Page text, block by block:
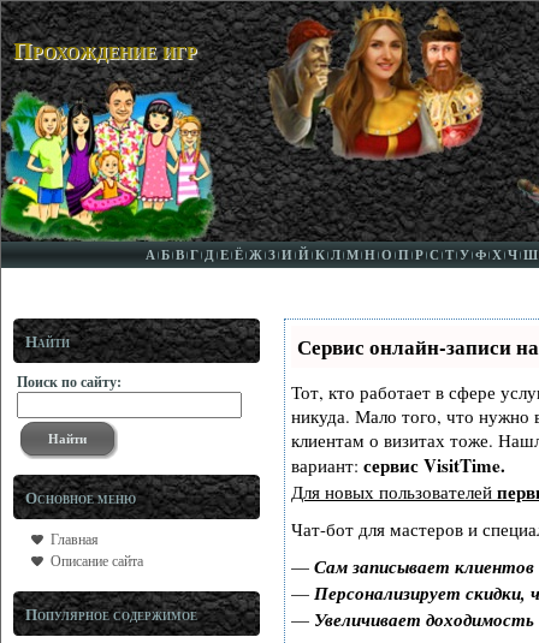
Прохождение игр
А Б В Г Д Е Ё Ж З И Й К Л М Н О П Р С Т У Ф Х Ч Ш
Найти
Поиск по сайту:
Основное меню
Главная
Описание сайта
Популярное содержимое
Сервис онлайн-записи
Тот, кто работает в сфере
никуда. Мало того, что нужно
клиентам о визитах тоже.
вариант: сервис VisitTime.
Для новых пользователей
Чат-бот для мастеров и
— Сам записывает
— Персонализирует скидки,
— Увеличивает